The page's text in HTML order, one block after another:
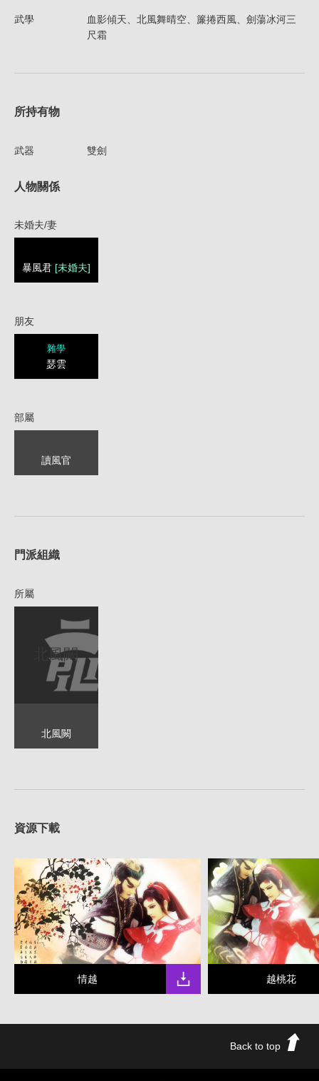
武學
血影傾天、北風舞晴空、簾捲西風、劍蕩冰河三
尺霜
所持有物
武器 雙劍
人物關係
未婚夫/妻
暴風君 [未婚夫]
朋友
雜學
瑟雲
部屬
讀風官
門派組織
所屬
北風闕
北風闕
資源下載
情越 越桃花
Back to top